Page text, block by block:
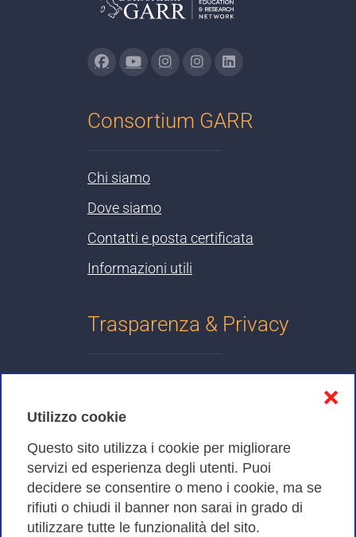
Utilizzo cookie
Questo sito utilizza i cookie per migliorare
servizi ed esperienza degli utenti. Puoi
decidere se consentire o meno i cookie, ma se
rifiuti o chiudi il banner non sarai in grado di
utilizzare tutte le funzionalità del sito.
❌
Consortium GARR
Chi siamo
Dove siamo
Contatti e posta certificata
Informazioni utili
Trasparenza & Privacy
Cookies Policy
Amministrazione trasparente
Bandi di Gara